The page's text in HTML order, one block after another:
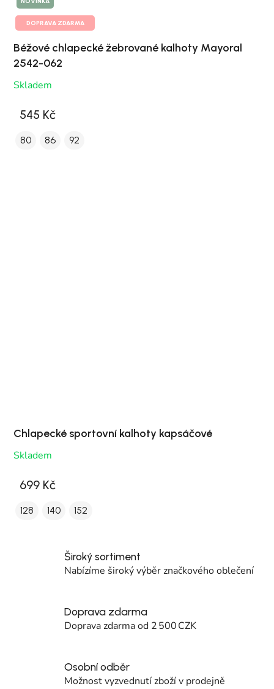
DOPRAVA ZDARMA
Béžové chlapecké žebrované kalhoty Mayoral
2542-062
Skladem
545 Kč
80 86 92
Chlapecké sportovní kalhoty kapsáčové
Skladem
699 Kč
128 140 152
Široký sortiment
Nabízíme široký výběr značkového oblečení
Doprava zdarma
Doprava zdarma od 2 500 CZK
Osobní odběr
Možnost vyzvednutí zboží v prodejně